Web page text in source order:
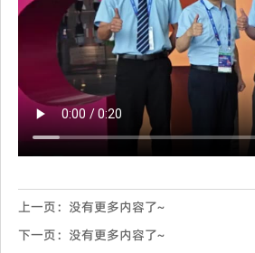
上一页：没有更多内容了~
下一页：没有更多内容了~